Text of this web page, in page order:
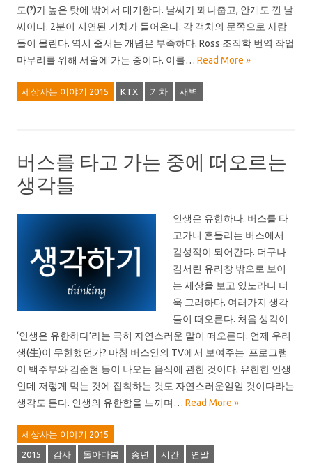
도(?)가 높은 탓에 밖에서 대기한다. 날씨가 꽤나춥고, 안개도 낀 날
씨이다. 2분이 지연된 기차가 들어온다. 각 객차의 문쪽으로 사람
들이 몰린다. 역시 줄서는 개념은 부족하다. Ross 조직학 번역 작업
마무리를 위해 서울에 가는 중이다. 이를… Read More »
세상사는 이야기 2015 KTX 기차 새벽
버스를 타고 가는 중에 떠오르는
생각들
인생은 유한하다. 버스를 타
고가니 흔들리는 버스에서
감성적이 되어간다. 더구나
김서린 유리창 밖으로 보이
는 세상을 보고 있노라니 더
욱 그러하다. 여러가지 생각
들이 떠오른다. 처음 생각이
‘인생은 유한하다’라는 극히 자연스러운 말이 떠오른다. 언제 우리
생(生)이 무한했던가? 마침 버스안의 TV에서 보여주는 프로그램
이 백주부와 김준현 등이 나오는 음식에 관한 것이다. 유한한 인생
인데 저렇게 먹는 것에 집착하는 것도 자연스러운일일 것이다라는
생각도 든다. 인생의 유한함을 느끼며… Read More »
세상사는 이야기 2015
2015 감사 돌아다봄 송년 시간 연말